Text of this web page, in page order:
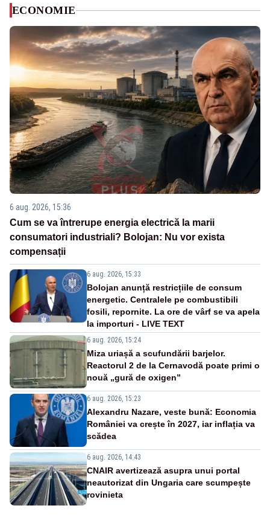
ECONOMIE
6 aug. 2026, 15:36
Cum se va întrerupe energia electrică la marii
consumatori industriali? Bolojan: Nu vor exista
compensații
6 aug. 2026, 15:33
Bolojan anunță restricțiile de consum
energetic. Centralele pe combustibili
fosili, repornite. La ore de vârf se va apela
la importuri - LIVE TEXT
6 aug. 2026, 15:24
Miza uriașă a scufundării barjelor.
Reactorul 2 de la Cernavodă poate primi o
nouă „gură de oxigen”
6 aug. 2026, 15:23
Alexandru Nazare, veste bună: Economia
României va crește în 2027, iar inflația va
scădea
6 aug. 2026, 14:43
CNAIR avertizează asupra unui portal
neautorizat din Ungaria care scumpește
rovinieta